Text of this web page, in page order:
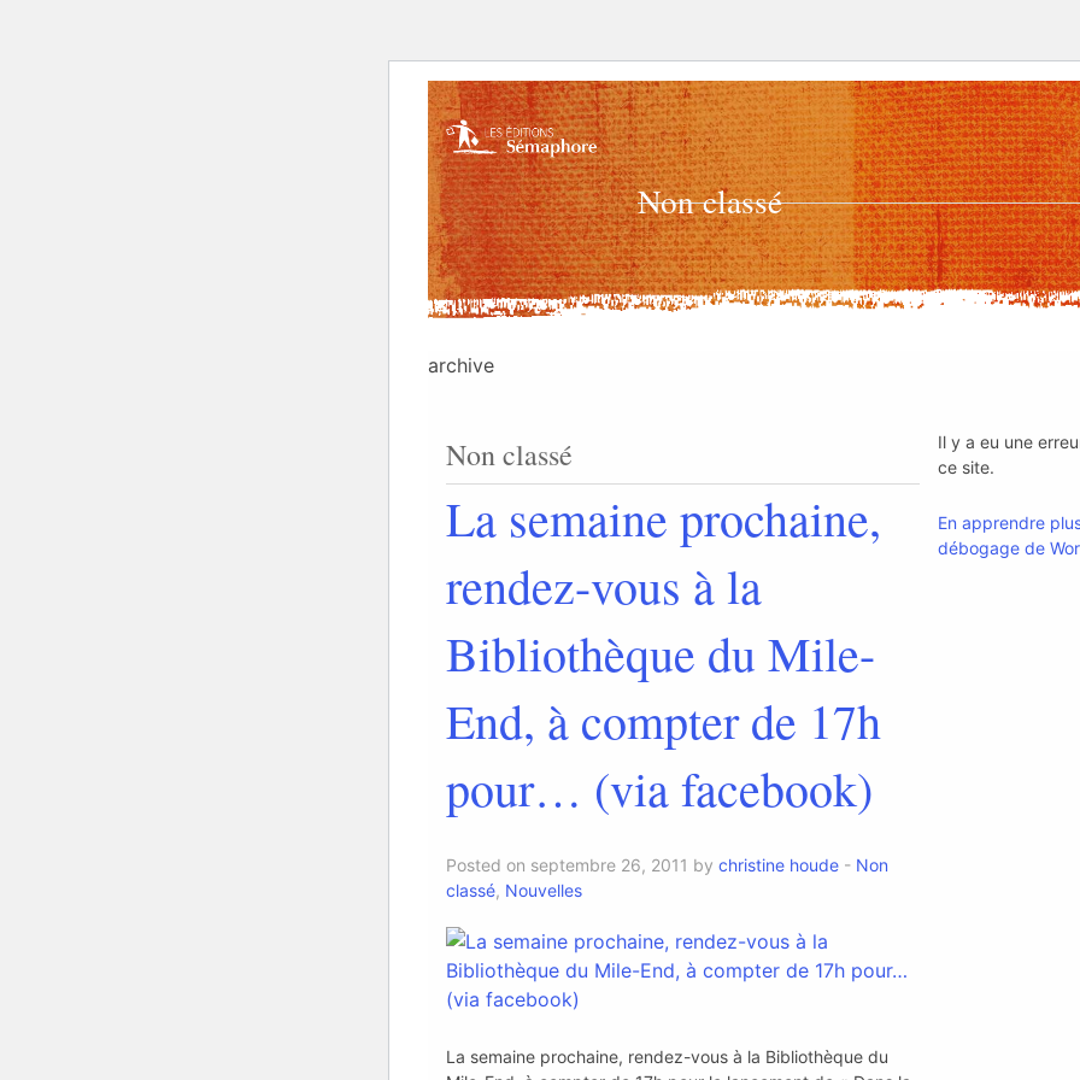
Non classé
archive
Non classé
La semaine prochaine,
rendez-vous à la
Bibliothèque du Mile-
End, à compter de 17h
pour… (via facebook)
Posted on septembre 26, 2011 by christine houde - Non
classé, Nouvelles
La semaine prochaine, rendez-vous à la Bibliothèque du
Il y a eu une
ce site.
En apprendre
débogage de